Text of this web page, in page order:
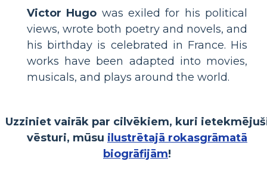
Victor Hugo was exiled for his political
views, wrote both poetry and novels, and
his birthday is celebrated in France. His
works have been adapted into movies,
musicals, and plays around the world.
Uzziniet vairāk par cilvēkiem, kuri
vēsturi, mūsu ilustrētajā rokasgrāmatā
biogrāfijām!